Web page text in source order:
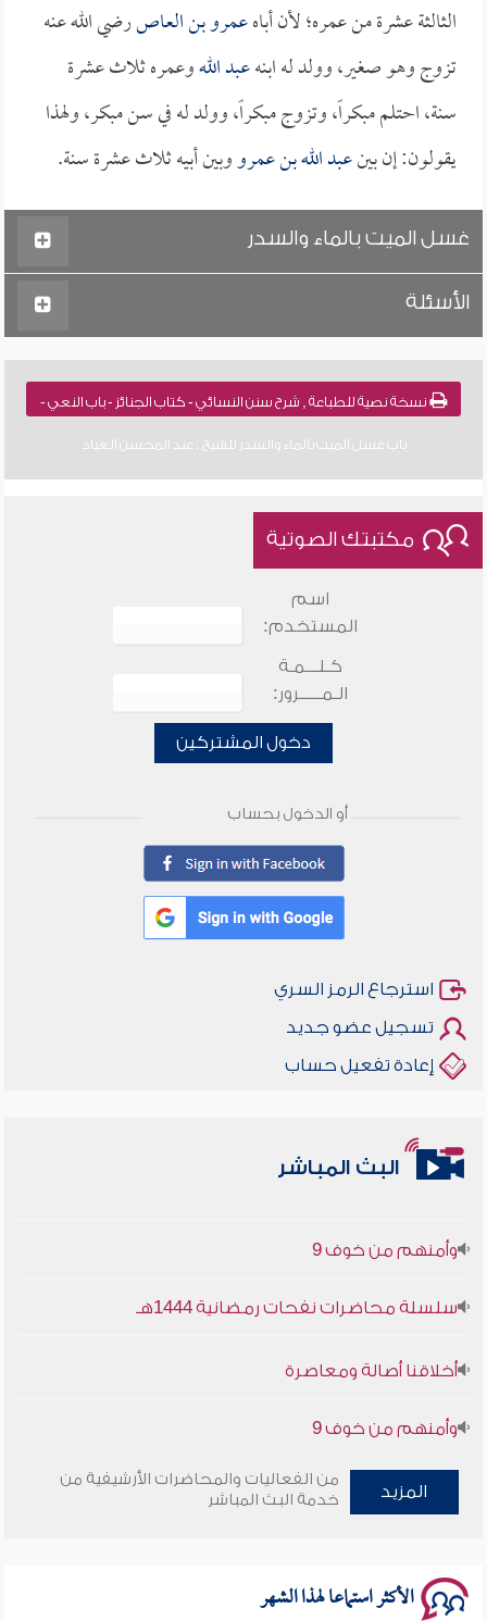
الثالثة عشرة من عمره؛ لأن أباهعمرو بن العاصرضي الله عنه
تزوج وهو صغير، وولد له ابنهعبد اللهوعمره ثلاث عشرة
سنة، احتلم مبكراً، وتزوج مبكراً، وولد له في سن مبكر، ولهذا
يقولون: إن بينعبد الله بن عمرووبين أبيه ثلاث عشرة سنة.
غسل الميت بالماء والسدر
الأسئلة
نسخة نصية للطباعة , شرح سنن النسائي - كتاب الجنائز - باب النعي -
باب غسل الميت بالماء والسدر للشيخ : عبد المحسن العباد
مكتبتك الصوتية
اسم
المستخدم:
كـلـــمـة
الـمـــــرور:
دخول المشتركين
أو الدخول بحساب
استرجاع الرمز السري
تسجيل عضو جديد
إعادة تفعيل حساب
البث المباشر
أخلاقنا أصالة ومعاصرة
المزيد
من الفعاليات والمحاضرات الأرشيفية من
خدمة البث المباشر
الأكثر استماعا لهذا الشهر